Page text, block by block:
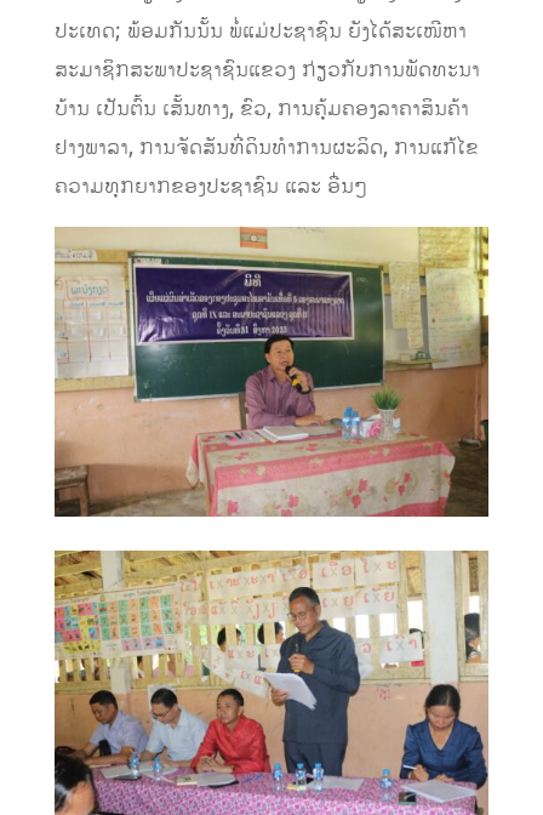
ປະເທດ; ພ້ອມກັນນັ້ນ ພໍ່ແມ່ປະຊາຊົນ ຍັງໄດ້ສະເໜີຫາ
ສະມາຊິກສະພາປະຊາຊົນແຂວງ ກ່ຽວກັບການພັດທະນາ
ບ້ານ ເປັນຕົ້ນ ເສັ້ນທາງ, ຂົວ, ການຄຸ້ມຄອງລາຄາສິນຄ້າ
ຢາງພາລາ, ການຈັດສັນທີ່ດິນທໍາການຜະລິດ, ການແກ້ໄຂ
ຄວາມທຸກຍາກຂອງປະຊາຊົນ ແລະ ອື່ນໆ